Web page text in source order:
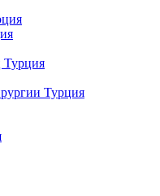
Турция
Турция